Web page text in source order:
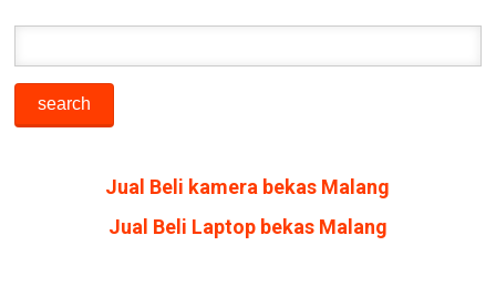
Jual Beli kamera bekas Malang
Jual Beli Laptop bekas Malang